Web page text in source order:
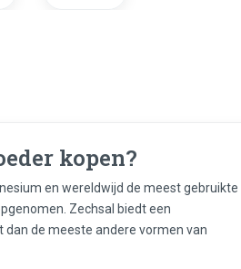
kopen?
en wereldwijd de meest gebruikte
Zechsal biedt een
dan de meeste andere vormen van